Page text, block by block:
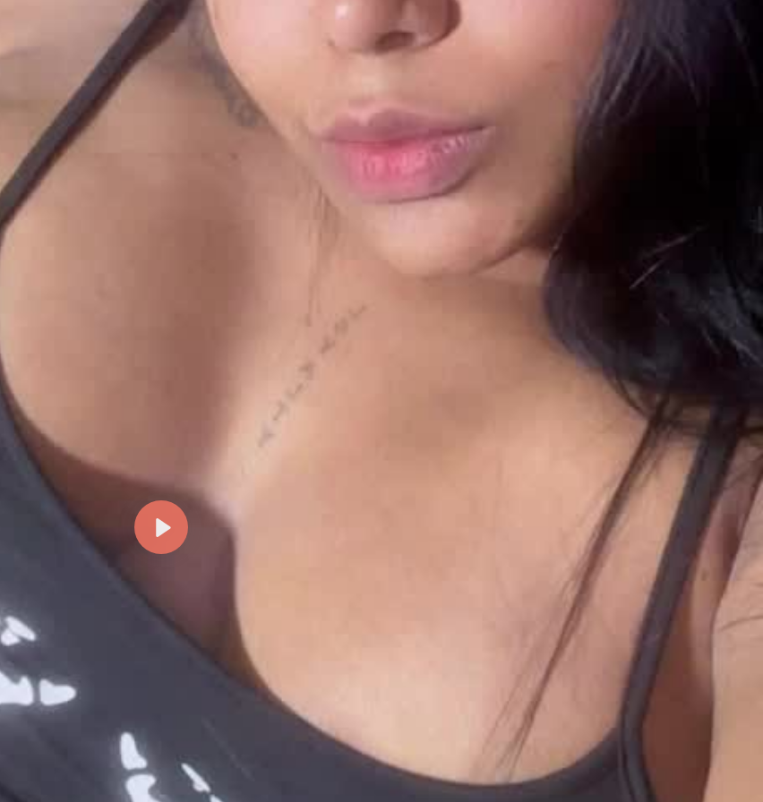
Reproducir